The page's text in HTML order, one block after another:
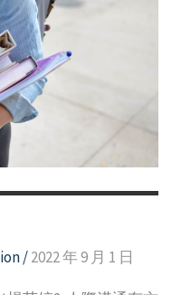
/2022 年 9 月 1 日